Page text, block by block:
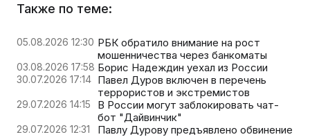
Также по теме:
05.08.2026 12:30 РБК обратило внимание на рост
мошенничества через банкоматы
03.08.2026 17:58 Борис Надеждин уехал из России
30.07.2026 17:14 Павел Дуров включен в перечень
террористов и экстремистов
29.07.2026 14:15
В России могут заблокировать чат-
бот "Дайвинчик"
29.07.2026 12:31
Павлу Дурову предъявлено обвинение